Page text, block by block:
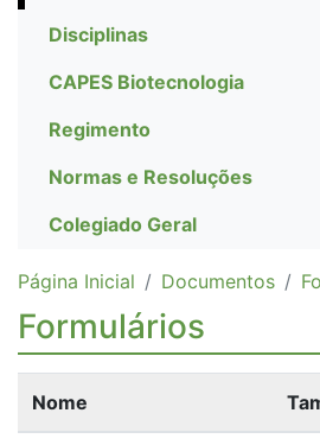
Disciplinas
CAPES Biotecnologia
Regimento
Normas e Resoluções
Colegiado Geral
Página Inicial Documentos
Formulários
Nome